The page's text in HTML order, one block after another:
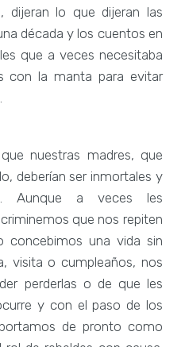
dijeran lo que dijeran las
década y los cuentos en
que a veces necesitaba
con la manta para evitar
nuestras madres, que
deberían ser inmortales y
Aunque a veces les
que nos repiten
concebimos una vida sin
visita o cumpleaños, nos
perderlas o de que les
y con el paso de los
de pronto como